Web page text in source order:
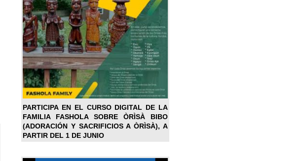
PARTICIPA EN EL CURSO DIGITAL DE LA
FAMILIA FASHOLA SOBRE ÒRÌSÀ BIBO
(ADORACIÓN Y SACRIFICIOS A ÒRÌSÀ), A
PARTIR DEL 1 DE JUNIO